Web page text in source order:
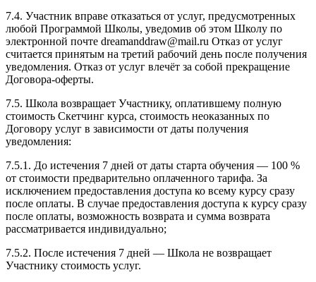
7.4. Участник вправе отказаться от услуг, предусмотренных
любой Программой Школы, уведомив об этом Школу по
электронной почте dreamanddraw@mail.ru Отказ от услуг
считается принятым на третий рабочий день после получения
уведомления. Отказ от услуг влечёт за собой прекращение
Договора-оферты.
7.5. Школа возвращает Участнику, оплатившему полную
стоимость Скетчинг курса, стоимость неоказанных по
Договору услуг в зависимости от даты получения
уведомления:
7.5.1. До истечения 7 дней от даты старта обучения — 100 %
от стоимости предварительно оплаченного тарифа. За
исключением предоставления доступа ко всему курсу сразу
после оплаты. В случае предоставления доступа к курсу сразу
после оплаты, возможность возврата и сумма возврата
рассматривается индивидуально;
7.5.2. После истечения 7 дней — Школа не возвращает
Участнику стоимость услуг.